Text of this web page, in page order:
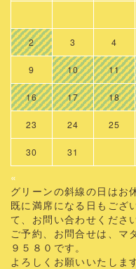
2 3 4
9 10 11
16 17 18
23 24 25
30 31
«
グリーンの斜線の日はお
既に満席になる日もござ
て、お問い合わせくださ
ご予約、お問合せは、マ
９５８０です。
よろしくお願いいたしま